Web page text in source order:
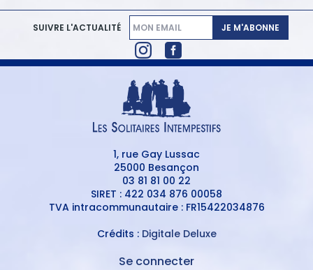
SUIVRE L'ACTUALITÉ JE M'ABONNE
1, rue Gay Lussac
25000 Besançon
03 81 81 00 22
SIRET : 422 034 876 00058
TVA intracommunautaire : FR15422034876
Crédits : Digitale Deluxe
Se connecter